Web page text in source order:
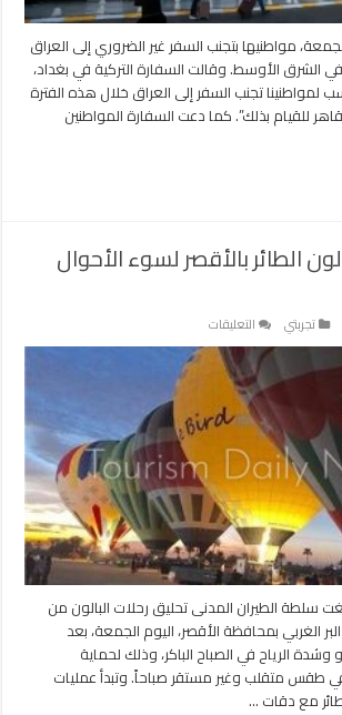
مواطنيها بتجنب السفر غير الضروري إلى العراق
الشرق الأوسط. وقالت السفارة التركية في بغداد،
لمواطنينا تجنب السفر إلى العراق خلال هذه الفترة
للقيام بذلك”. كما دعت السفارة المواطنين
الطائر بالأقصر لسوء الأحوال
تجربتي التعليقات
إلغاء
رحلات
البالون
الطائر
بالأقصر
لسوء
الأحوال
الجوية
مغلقة
سلطة الطيران المدنى تحليق رحلات البالون من
الغربي بمحافظة الأقصر، اليوم الجمعة، بعد
وشدة الرياح في الصباح الباكر، وذلك لحماية
طقس متقلب وغير مستقر صباحاً. وتبدأ عمليات
مع دقات …